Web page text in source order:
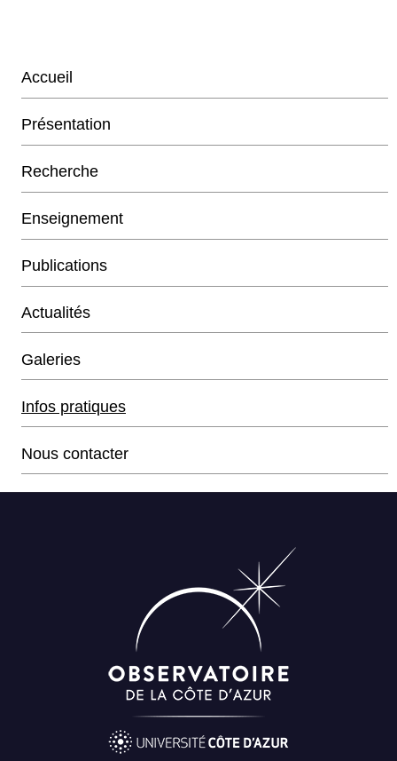
Accueil
Présentation
Recherche
Enseignement
Publications
Actualités
Galeries
Infos pratiques
Nous contacter